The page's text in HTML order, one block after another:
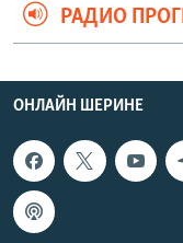
РАДИО
ОНЛАЙН ШЕРИНЕ